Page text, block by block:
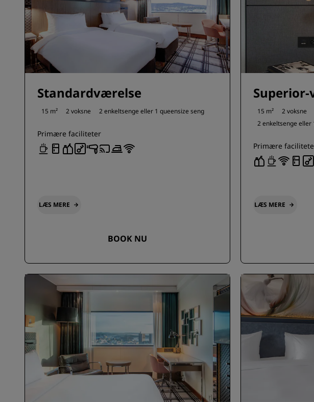
Standardværelse
15 m² 2 voksne 2 enkeltsenge eller 1 queensize seng
Primære faciliteter
LÆS MERE
BOOK NU
15 m²
2 voksne
2 enkeltsenge eller
Primære
LÆS MERE